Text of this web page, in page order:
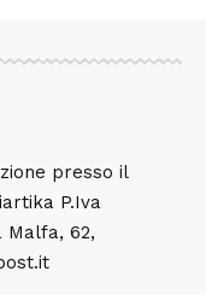
presso il
P.Iva
Malfa, 62,